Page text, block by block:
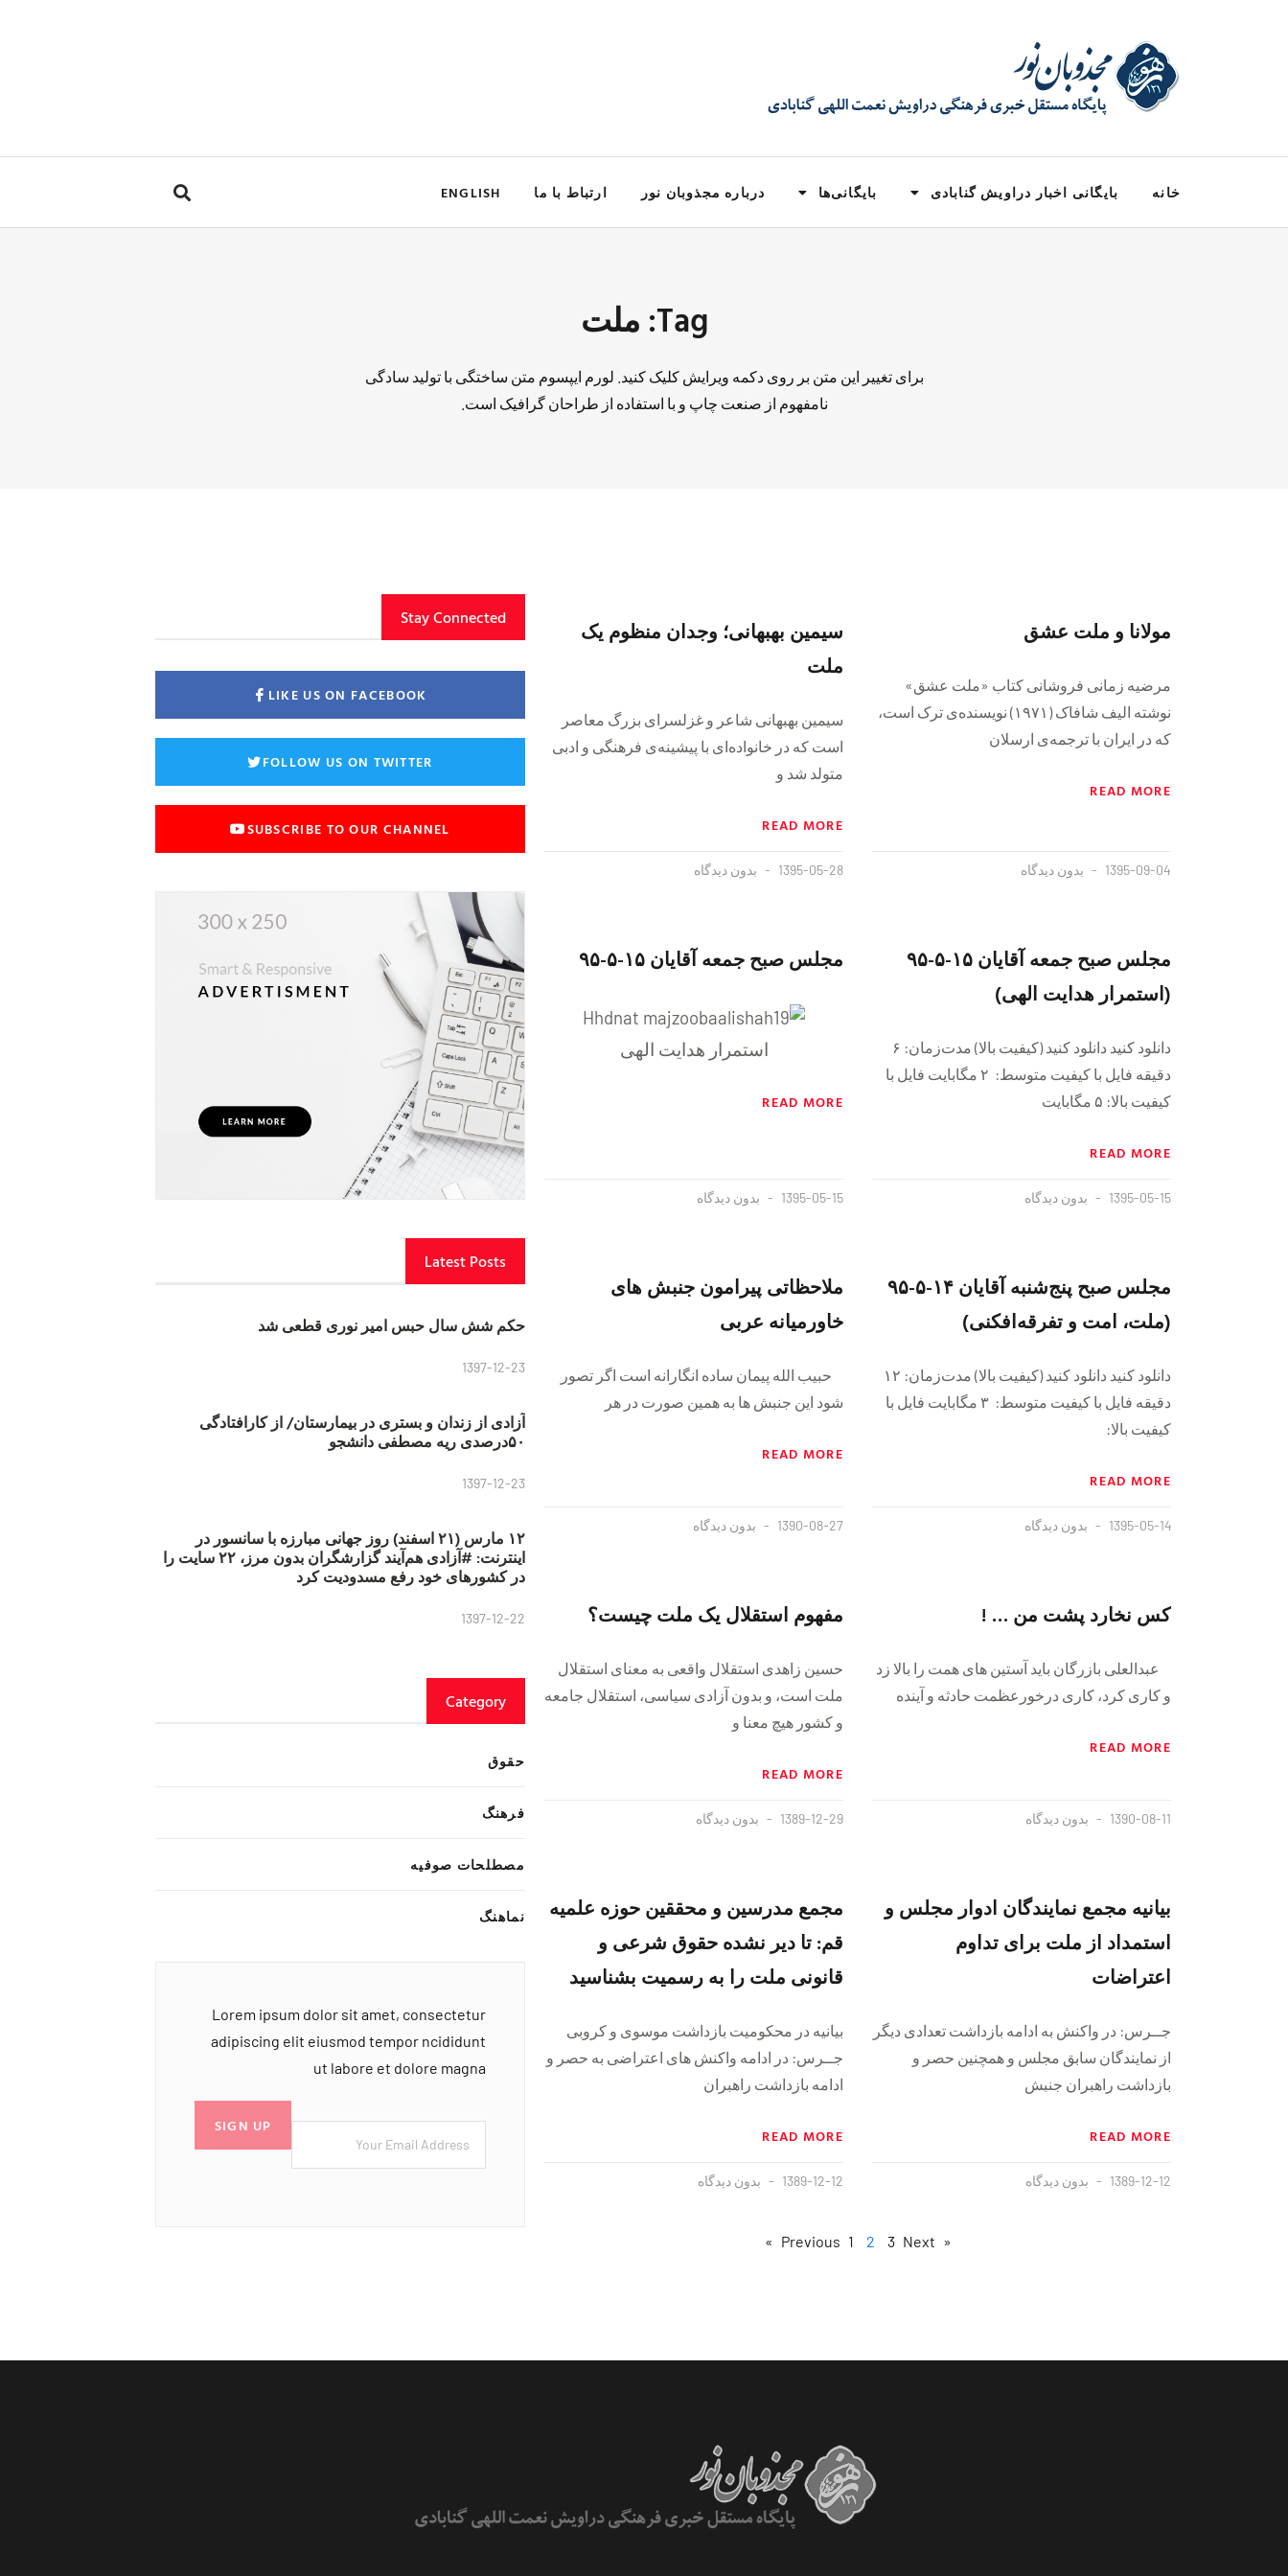
خانه بایگانی اخبار دراویش گنابادی بایگانی‌ها درباره مجذوبان نور ارتباط با ما ENGLISH
Tag: ملت
برای تغییر این متن بر روی دکمه ویرایش کلیک کنید. لورم ایپسوم متن ساختگی با تولید سادگی
نامفهوم از صنعت چاپ و با استفاده از طراحان گرافیک است.
مولانا و ملت عشق
مرضیه زمانی فروشانی کتاب «ملت عشق»
نوشته الیف شافاک (۱۹۷۱) نویسنده‌ی ترک است،
که در ایران با ترجمه‌ی ارسلان
READ MORE
1395-09-04 بدون دیدگاه
سیمین بهبهانی؛ وجدان منظوم یک
ملت
سیمین بهبهانی شاعر و غزلسرای بزرگ معاصر
است که در خانواده‌ای با پیشینه‌ی فرهنگی و ادبی
متولد شد و
READ MORE
1395-05-28 بدون دیدگاه
مجلس صبح جمعه آقایان ١۵-۵-٩۵
(استمرار هدایت الهی)
دانلود کنید دانلود کنید (کیفیت بالا) مدت‌زمان: ۶
دقيقه فايل با کیفیت متوسط: ٢ مگابایت فايل با
کیفیت بالا: ۵ مگابایت
READ MORE
1395-05-15 بدون دیدگاه
مجلس صبح جمعه آقایان ١۵-۵-٩۵
استمرار هدایت الهی
READ MORE
1395-05-15 بدون دیدگاه
مجلس صبح پنج‌شنبه آقايان ١۴-۵-٩۵
(ملت، امت و تفرقه‌افکنی)
دانلود کنید دانلود کنید (کیفیت بالا) مدت‌زمان: ١٢
دقيقه فايل با کیفیت متوسط: ۳ مگابایت فايل با
کیفیت بالا:
READ MORE
1395-05-14 بدون دیدگاه
ملاحظاتی پیرامون جنبش های
خاورمیانه عربی
حبیب الله پیمان ساده انگارانه است اگر تصور
شود این جنبش ها به همین صورت در هر
READ MORE
1390-08-27 بدون دیدگاه
کس نخارد پشت من … !
عبدالعلی بازرگان باید آستین های همت را بالا زد
و کاری کرد، کاری درخورعظمت حادثه و آینده
READ MORE
1390-08-11 بدون دیدگاه
مفهوم استقلال یک ملت چیست؟
حسین زاهدی استقلال واقعی به معنای استقلال
ملت است، و بدون آزادی سیاسی، استقلال جامعه
و کشور هیچ معنا و
READ MORE
1389-12-29 بدون دیدگاه
بیانیه مجمع نمایندگان ادوار مجلس و
استمداد از ملت برای تداوم
اعتراضات
جــرس: در واکنش به ادامه بازداشت تعدادی دیگر
از نمایندگان سابق مجلس و همچنین حصر و
بازداشت راهبران جنبش
READ MORE
1389-12-12 بدون دیدگاه
مجمع مدرسین و محققین حوزه علمیه
قم: تا دیر نشده حقوق شرعی و
قانونی ملت را به رسمیت بشناسید
بیانیه در محکومیت بازداشت موسوی و کروبی
جــرس: در ادامه واکنش های اعتراضی به حصر و
ادامه بازداشت راهبران
READ MORE
1389-12-12 بدون دیدگاه
« Previous
1 2 3 Next »
Stay Connected
LIKE US ON FACEBOOK
FOLLOW US ON TWITTER
SUBSCRIBE TO OUR CHANNEL
Latest Posts
حکم شش سال حبس امیر نوری قطعی شد
1397-12-23
آزادی از زندان و بستری در بیمارستان/ از کارافتادگی
۵۰درصدی ریه مصطفی دانشجو
1397-12-23
۱۲ مارس (۲۱ اسفند) روز جهانی مبارزه با سانسور در
اینترنت: #آزادی هم‌آیند گزارشگران‌ بدون مرز، ۲۲ سایت را
در کشورهای خود رفع مسدودیت کرد
1397-12-22
Category
حقوق
فرهنگ
مصطلحات صوفیه
نماهنگ
Lorem ipsum dolor sit amet, consectetur
adipiscing elit eiusmod tempor ncididunt
ut labore et dolore magna
SIGN UP